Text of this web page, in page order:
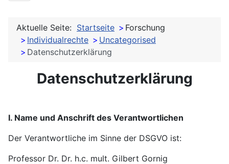
Aktuelle Seite: Startseite
Forschung
Individualrechte
Uncategorised
Datenschutzerklärung
Datenschutzerklärung
I. Name und Anschrift des Verantwortlichen
Der Verantwortliche im Sinne der DSGVO ist:
Professor Dr. Dr. h.c. mult. Gilbert Gornig